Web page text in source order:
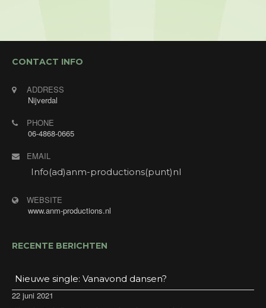
CONTACT INFO
ADDRESS
Nijverdal
PHONE
06-4868-0665
EMAIL
Info(ad)anm-productions(punt)nl
WEBSITE
www.anm-productions.nl
RECENTE BERICHTEN
Nieuwe single: Vanavond dansen?
22 juni 2021